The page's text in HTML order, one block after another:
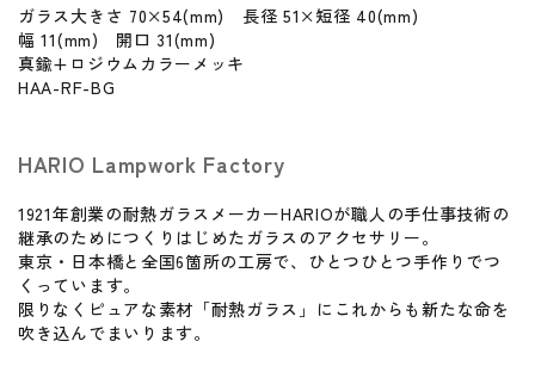
ガラス大きさ 70×54(mm) 長径 51×短径 40(mm)
幅 11(mm) 開口 31(mm)
真鍮+ロジウムカラーメッキ
HAA-RF-BG
HARIO Lampwork Factory
1921年創業の耐熱ガラスメーカーHARIOが職人の手仕事技術の
継承のためにつくりはじめたガラスのアクセサリー。
東京・日本橋と全国6箇所の工房で、ひとつひとつ手作りでつ
くっています。
限りなくピュアな素材「耐熱ガラス」にこれからも新たな命を
吹き込んでまいります。